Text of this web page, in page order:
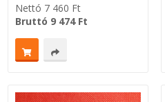
Nettó 7 460 Ft
Bruttó 9 474Ft